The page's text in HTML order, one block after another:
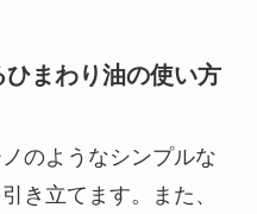
まわり油の使い方
のようなシンプルな
き立てます。また、